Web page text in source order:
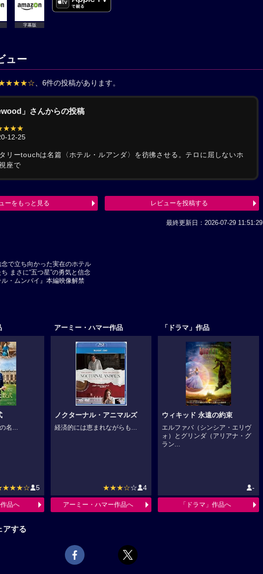
字幕版
ュー
、6件の投稿があります。
」さんからの投稿
12-25
リーtouchは名篇〈ホテル・ルアンダ〉を彷彿させる。テロに屈しないホ
座で
ーをもっと見る レビューを投稿する
最終更新日：2026-07-29 11:51:29
念で立ち向かった実在のホテル
ち まさに“五つ星”の勇気と信念
ル・ムンバイ』本編映像解禁
名...
5
品へ
アーミー・ハマー作品
ノクターナル・アニマルズ
経済的には恵まれながらも...
★★★☆☆ 4
アーミー・ハマー作品へ
「ドラマ」作品
ウィキッド 永遠の約束
エルファバ（シンシア・エリヴ
ォ）とグリンダ（アリアナ・グ
ラン...
-
「ドラマ」作品へ
アする